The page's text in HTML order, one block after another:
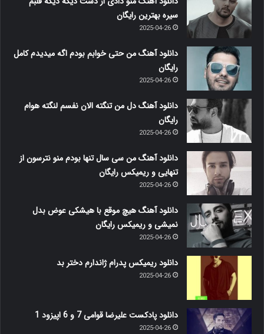
سیره بهترین رایگان
2025-04-26
دانلود آهنگ من حتی خوابم بودم اگه میدیدم کامل
رایگان
2025-04-26
دانلود آهنگ دل من تنگته الان نفسم لنگته هوام
رایگان
2025-04-26
دانلود آهنگ من سی سال تنها بودم منو نترسون از
تنهایی و ریمیکس رایگان
2025-04-26
دانلود آهنگ هیچ موقع با هیشکی عوض بدل
نمیشی و ریمیکس رایگان
2025-04-26
دانلود ریمیکس پدرام ژاندارم دختر بد
2025-04-26
دانلود پادکست علیرضا قوامی 7 و 6 اپیزود 1
2025-04-26